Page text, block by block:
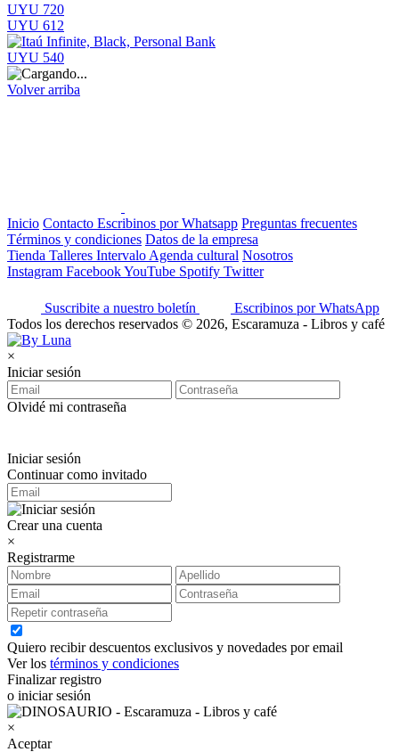
UYU 720
UYU 612
UYU 540
Volver arriba
Inicio Contacto Escribinos por Whatsapp Preguntas frecuentes
Términos y condiciones Datos de la empresa
Tienda Talleres Intervalo Agenda cultural Nosotros
Instagram FacebookYouTube Spotify Twitter
Suscribite a nuestro boletín
Escribinos por WhatsApp
Todos los derechos reservados © 2026, Escaramuza - Libros y café
×
Iniciar sesión
Olvidé mi contraseña
Iniciar sesión
Continuar como invitado
Crear una cuenta
×
Registrarme
Quiero recibir descuentos exclusivos y novedades por email
Ver los términos y condiciones
Finalizar registro
o iniciar sesión
×
Aceptar